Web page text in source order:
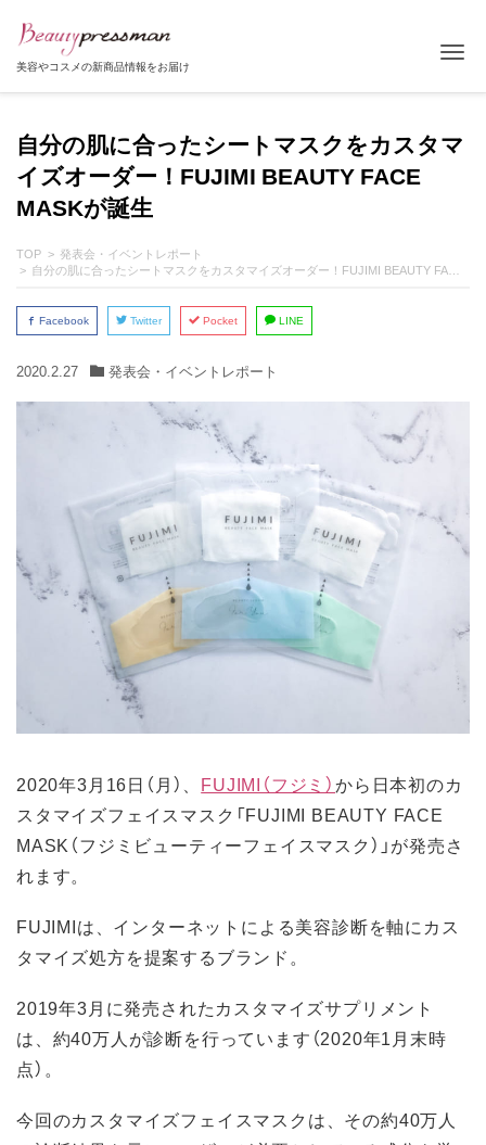
美容やコスメの新商品情報をお届け
自分の肌に合ったシートマスクをカスタマ
イズオーダー！FUJIMI BEAUTY FACE
MASKが誕生
TOP
発表会・イベントレポート
自分の肌に合ったシートマスクをカスタマイズオーダー！FUJIMI BEAUTY FACE MASKが誕生
Facebook Twitter Pocket LINE
2020.2.27 発表会・イベントレポート
2020年3月16日（月）、 FUJIMI（フジミ）から日本初のカ
スタマイズフェイスマスク「FUJIMI BEAUTY FACE
MASK（フジミビューティーフェイスマスク）」が発売さ
れます。
FUJIMIは、インターネットによる美容診断を軸にカス
タマイズ処方を提案するブランド。
2019年3月に発売されたカスタマイズサプリメント
は、約40万人が診断を行っています（2020年1月末時
点）。
今回のカスタマイズフェイスマスクは、その約40万人